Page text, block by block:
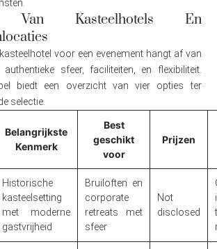
Van Kasteelhotels En
voor een evenement hangt af van
sfeer, faciliteiten, en flexibiliteit.
biedt een overzicht van vier opties ter
selectie.
Belangrijkste
Kenmerk
Best
geschikt
voor
Prijzen
Historische
kasteelsetting
met moderne
gastvrijheid
Bruiloften en
corporate
retreats met
sfeer
Not
disclosed